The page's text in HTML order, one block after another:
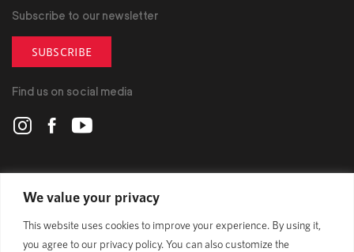
We value your privacy
This website uses cookies to improve your experience. By using it,
you agree to our privacy policy. You can also customize the
POLYGON
BIKES
Subscribe to our newsletter
SUBSCRIBE
Find us on social media